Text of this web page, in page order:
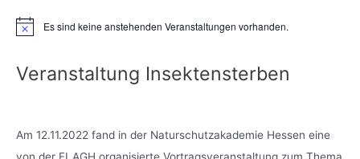
Es sind keine anstehenden Veranstaltungen vorhanden.
Veranstaltung Insektensterben
Am 12.11.2022 fand in der Naturschutzakademie Hessen eine